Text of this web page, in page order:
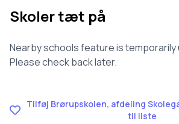
Skoler tæt på
Nearby schools feature is temporarily
Please check back later.
Tilføj Brørupskolen, afdeling
til liste